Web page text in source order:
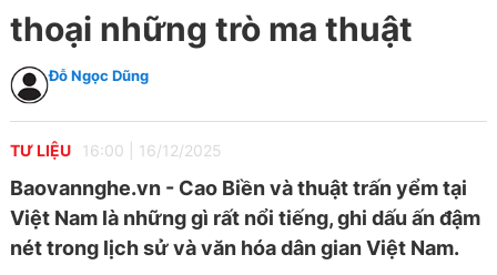
thoại những trò ma thuật
Đỗ Ngọc Dũng
TƯ LIỆU 16:00 16/12/2025
Baovannghe.vn - Cao Biền và thuật trấn yểm tại
Việt Nam là những gì rất nổi tiếng, ghi dấu ấn đậm
nét trong lịch sử và văn hóa dân gian Việt Nam.